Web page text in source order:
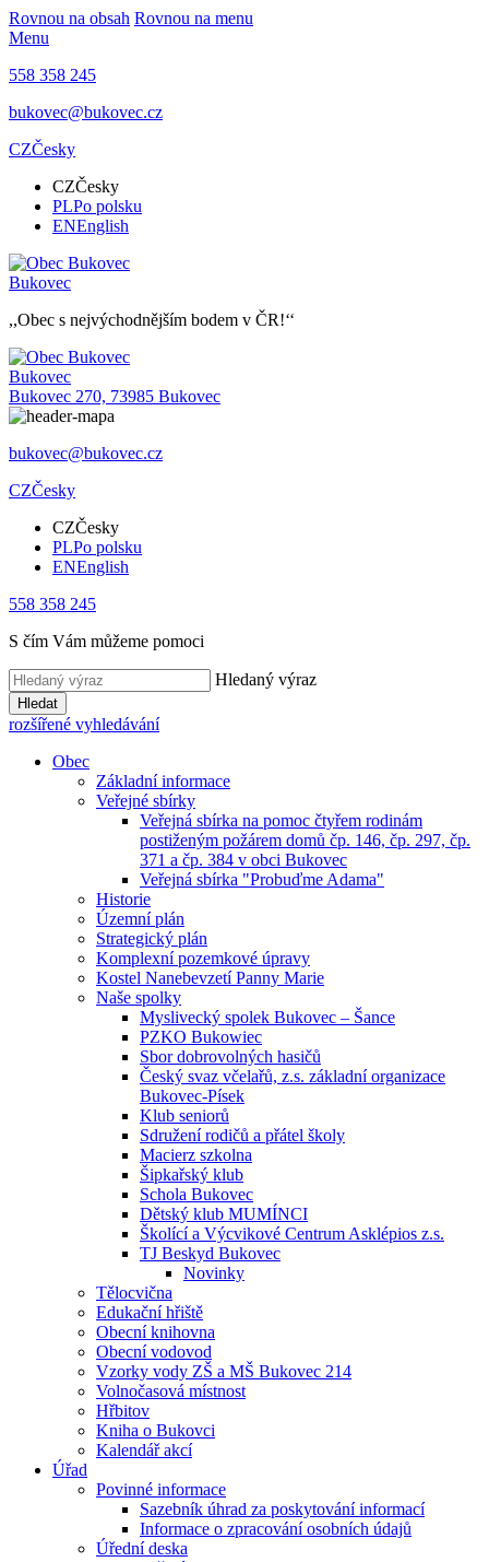
Rovnou na obsah Rovnou na menu
Menu
558 358 245
bukovec@bukovec.cz
CZČesky
CZČesky
PLPo polsku
ENEnglish
Bukovec
,,Obec s nejvýchodnějším bodem v ČR!‘‘
Bukovec
Bukovec 270, 73985 Bukovec
bukovec@bukovec.cz
CZČesky
CZČesky
PLPo polsku
ENEnglish
558 358 245
S čím Vám můžeme pomoci
Hledaný výraz
Hledat
rozšířené vyhledávání
Obec
Základní informace
Veřejné sbírky
Veřejná sbírka na pomoc čtyřem rodinám
postiženým požárem domů čp. 146, čp. 297, čp.
371 a čp. 384 v obci Bukovec
Veřejná sbírka "Probuďme Adama"
Historie
Územní plán
Strategický plán
Komplexní pozemkové úpravy
Kostel Nanebevzetí Panny Marie
Naše spolky
Myslivecký spolek Bukovec – Šance
PZKO Bukowiec
Sbor dobrovolných hasičů
Český svaz včelařů, z.s. základní organizace
Bukovec-Písek
Klub seniorů
Sdružení rodičů a přátel školy
Macierz szkolna
Šipkařský klub
Schola Bukovec
Dětský klub MUMÍNCI
Školící a Výcvikové Centrum Asklépios z.s.
TJ Beskyd Bukovec
Novinky
Tělocvična
Edukační hřiště
Obecní knihovna
Obecní vodovod
Vzorky vody ZŠ a MŠ Bukovec 214
Volnočasová místnost
Hřbitov
Kniha o Bukovci
Kalendář akcí
Úřad
Povinné informace
Sazebník úhrad za poskytování informací
Informace o zpracování osobních údajů
Úřední deska